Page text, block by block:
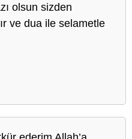
olsun sizden
ve dua ile selametle